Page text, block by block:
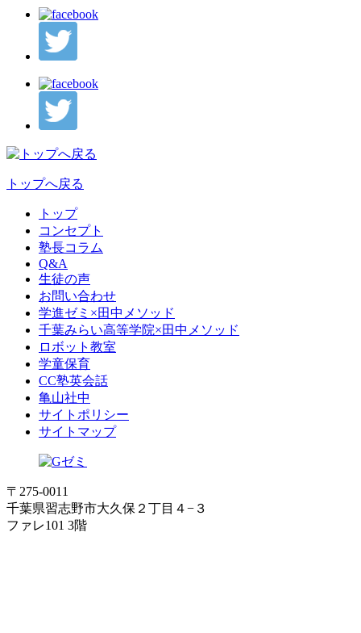
トップへ戻る
トップ
コンセプト
塾長コラム
Q&A
生徒の声
お問い合わせ
学進ゼミ×田中メソッド
千葉みらい高等学院×田中メソッド
ロボット教室
学童保育
CC塾英会話
亀山社中
サイトポリシー
サイトマップ
〒275-0011
千葉県習志野市大久保２丁目４−３
ファレ101 3階